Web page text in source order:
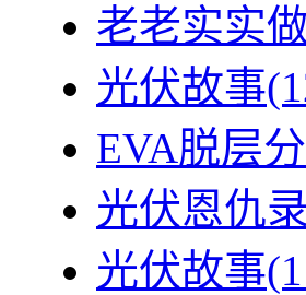
老老实实
光伏故事
EVA脱层
光伏恩仇
光伏故事